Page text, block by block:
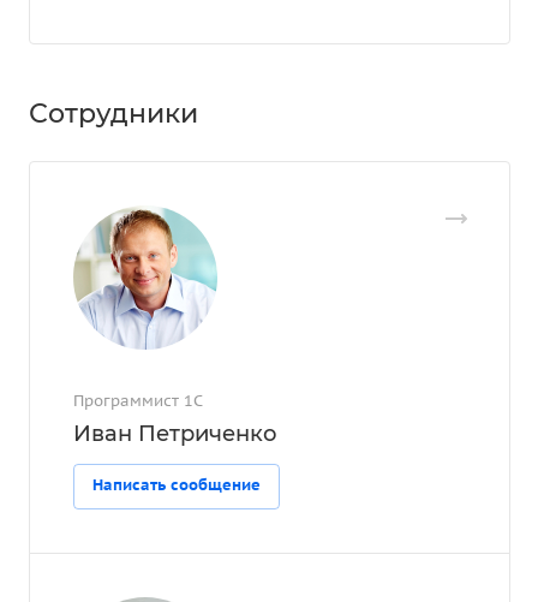
Сотрудники
Программист 1С
Иван Петриченко
Написать сообщение